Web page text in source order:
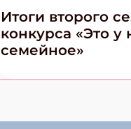
Итоги второго
конкурса «Это у
семейное»